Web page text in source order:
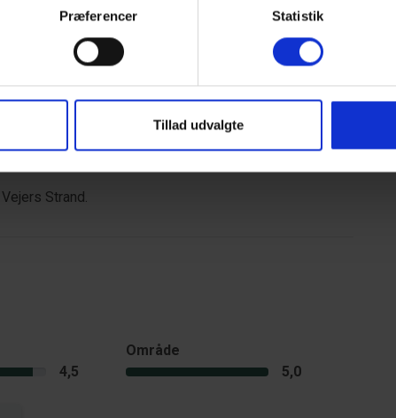
Præferencer Statistik
Tillad udvalgte
Strand.
4,5
Område
5,0